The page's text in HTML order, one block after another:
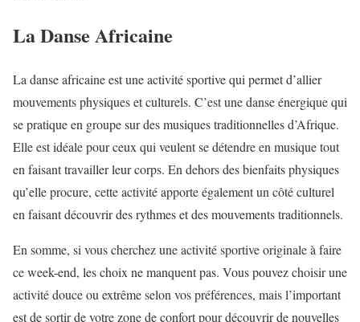
La Danse Africaine
La danse africaine est une activité sportive qui permet d’allier
mouvements physiques et culturels. C’est une danse énergique qui
se pratique en groupe sur des musiques traditionnelles d’Afrique.
Elle est idéale pour ceux qui veulent se détendre en musique tout
en faisant travailler leur corps. En dehors des bienfaits physiques
qu’elle procure, cette activité apporte également un côté culturel
en faisant découvrir des rythmes et des mouvements traditionnels.
En somme, si vous cherchez une activité sportive originale à faire
ce week-end, les choix ne manquent pas. Vous pouvez choisir une
activité douce ou extrême selon vos préférences, mais l’important
est de sortir de votre zone de confort pour découvrir de nouvelles